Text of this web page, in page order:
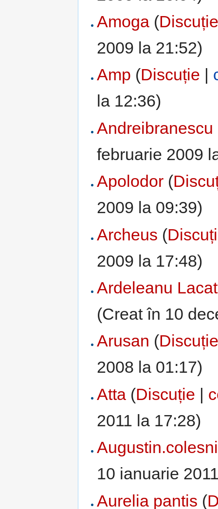
Amoga (
2009 la 21:52)
Amp (Discuție
la 12:36)
Andreibranescu
februarie 2009
Apolodor (
2009 la 09:39)
Archeus (
2009 la 17:48)
Ardeleanu
(Creat în 10
Arusan (
2008 la 01:17)
Atta (Discuție |
2011 la 17:28)
10 ianuarie
Aurelia pantis (